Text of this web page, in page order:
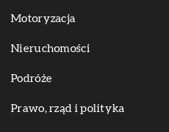
Motoryzacja
Nieruchomości
Podróże
Prawo, rząd i polityka